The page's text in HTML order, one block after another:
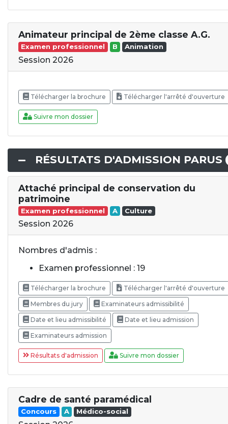
Animateur principal de 2ème classe A.G.
Examen professionnel B Animation
Session 2026
Télécharger la brochure Télécharger l'arrêté d'ouverture
Suivre mon dossier
RÉSULTATS D'ADMISSION PARUS
Attaché principal de conservation du
patrimoine
Examen professionnel A Culture
Session 2026
Nombres d'admis :
Examen professionnel : 19
Télécharger la brochure Télécharger l'arrêté d'ouverture
Membres du jury Examinateurs admissibilité
Date et lieu admissibilité Date et lieu admission
Examinateurs admission
Résultats d'admission Suivre mon dossier
Cadre de santé paramédical
Concours A Médico-social